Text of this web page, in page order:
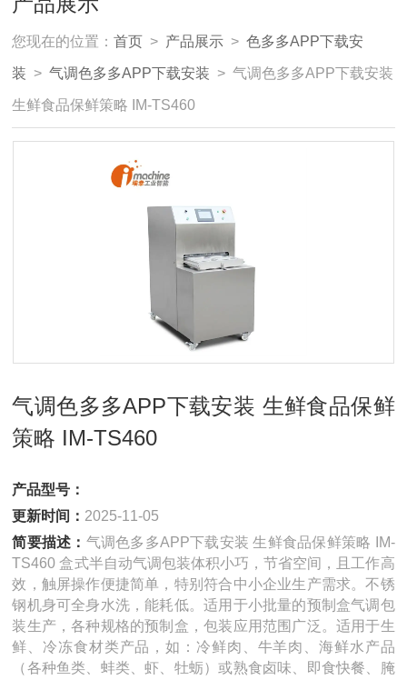
您现在的位置：首页 > 产品展示 >色多多APP下载安
装 >气调色多多APP下载安装 > 气调色多多APP下载安装
生鲜食品保鲜策略 IM-TS460
气调色多多APP下载安装 生鲜食品保鲜
策略 IM-TS460
产品型号：
更新时间： 2025-11-05
简要描述： 气调色多多APP下载安装 生鲜食品保鲜策略 IM-
TS460 盒式半自动气调包装体积小巧，节省空间，且工作高
效，触屏操作便捷简单，特别符合中小企业生产需求。不锈
钢机身可全身水洗，能耗低。适用于小批量的预制盒气调包
装生产，各种规格的预制盒，包装应用范围广泛。适用于生
鲜、冷冻食材类产品，如：冷鲜肉、牛羊肉、海鲜水产品
（各种鱼类、蚌类、虾、牡蛎）或熟食卤味、即食快餐、腌